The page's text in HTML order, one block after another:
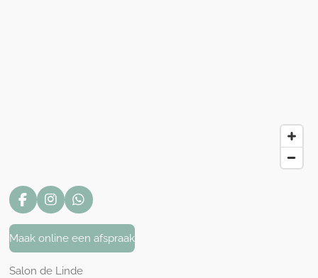
F
a
e
b
o
I
n
s
t
a
g
W
h
t
s
A
Maak online een afspraak
Salon de Linde